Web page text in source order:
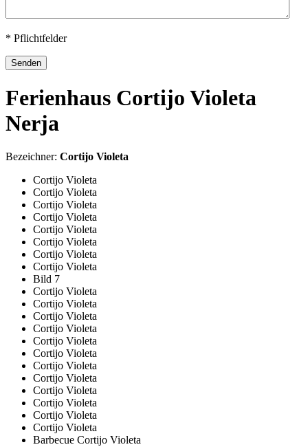
* Pflichtfelder
Senden
Ferienhaus Cortijo Violeta
Nerja
Bezeichner: Cortijo Violeta
Cortijo Violeta
Cortijo Violeta
Cortijo Violeta
Cortijo Violeta
Cortijo Violeta
Cortijo Violeta
Cortijo Violeta
Cortijo Violeta
Bild 7
Cortijo Violeta
Cortijo Violeta
Cortijo Violeta
Cortijo Violeta
Cortijo Violeta
Cortijo Violeta
Cortijo Violeta
Cortijo Violeta
Cortijo Violeta
Cortijo Violeta
Cortijo Violeta
Cortijo Violeta
Barbecue Cortijo Violeta